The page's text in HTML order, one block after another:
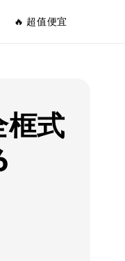
🔥 超值便宜
框式